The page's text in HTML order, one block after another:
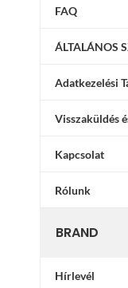
FAQ
ÁLTALÁNOS
Adatkezelési
Visszaküldés
Kapcsolat
Rólunk
BRAND
Hírlevél